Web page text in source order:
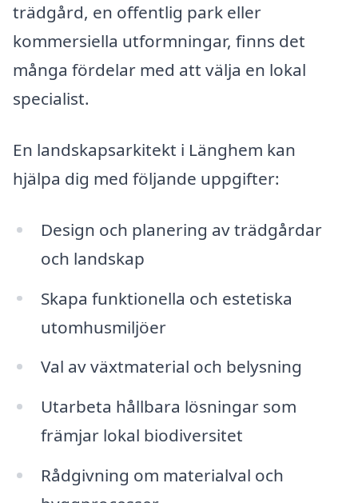
trädgård, en offentlig park eller
kommersiella utformningar, finns det
många fördelar med att välja en lokal
specialist.
En landskapsarkitekt i Länghem kan
hjälpa dig med följande uppgifter:
Design och planering av trädgårdar
och landskap
Skapa funktionella och estetiska
utomhusmiljöer
Val av växtmaterial och belysning
Utarbeta hållbara lösningar som
främjar lokal biodiversitet
Rådgivning om materialval och